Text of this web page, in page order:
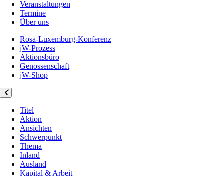
Veranstaltungen
Termine
Über uns
Rosa-Luxemburg-Konferenz
jW-Prozess
Aktionsbüro
Genossenschaft
jW-Shop
Titel
Aktion
Ansichten
Schwerpunkt
Thema
Inland
Ausland
Kapital & Arbeit